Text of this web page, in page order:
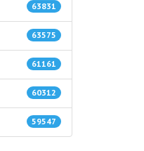
63831
63575
61161
60312
59547